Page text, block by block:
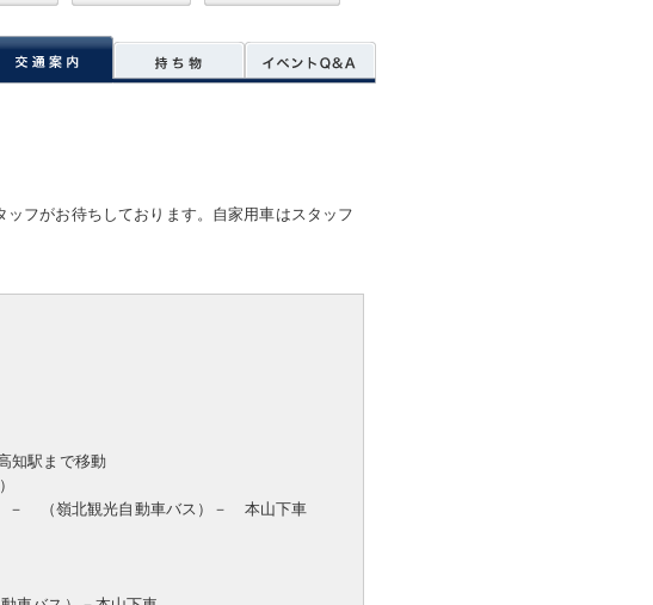
フがお待ちしております。自家用車はスタッフ
知駅まで移動
（嶺北観光自動車バス）－ 本山下車